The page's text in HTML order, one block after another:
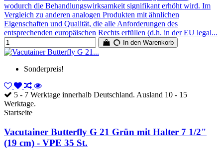
wodurch die Behandlungswirksamkeit signifikant erhöht wird. Im
Vergleich zu anderen analogen Produkten mit ähnlichen
Eigenschaften und Qualität, die alle Anforderungen des
entsprechenden europäischen Rechts erfüllen (d.h. in der EU legal...
In den Warenkorb
Sonderpreis!
5 - 7 Werktage innerhalb Deutschland. Ausland 10 - 15
Werktage.
Startseite
Vacutainer Butterfly G 21 Grün mit Halter 7 1/2"
(19 cm) - VPE 35 St.